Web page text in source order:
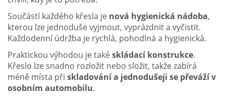
Součástí každého křesla je nová hygienická nádoba,
kterou lze jednoduše vyjmout, vyprázdnit a vyčistit.
Každodenní údržba je rychlá, pohodlná a hygienická.
Praktickou výhodou je takéskládací konstrukce.
Křeslo lze snadno rozložit nebo složit, takže zabírá
méně místa při skladování a jednodušeji se převáží v
osobním automobilu.